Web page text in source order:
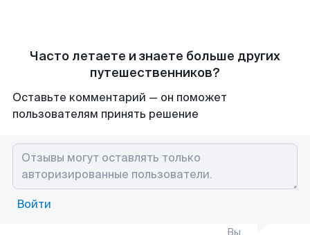
Часто летаете и знаете больше других
путешественников?
Оставьте комментарий — он поможет
пользователям принять решение
Войти
Вы